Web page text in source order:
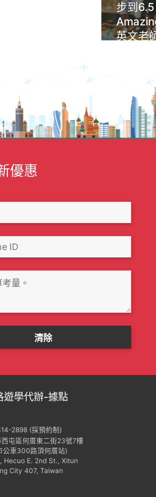
步到
英文老
優惠
遊學代辦-據點
2898 (採預約制)
屯區何厝東二街23號7樓
公車300路頂何厝站)
Hecuo E. 2nd St., Xitun
City 407, Taiwan